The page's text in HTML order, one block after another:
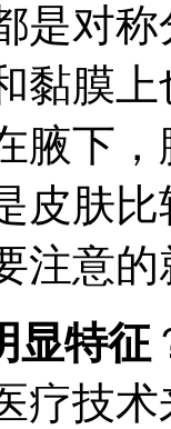
是对
黏膜
腋下
皮肤
注意
显特征
疗技